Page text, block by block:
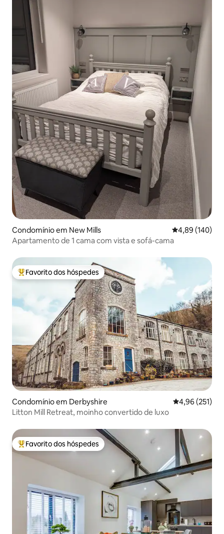
Condomínio em New Mills Classificação
4,89 (140)
Apartamento de 1 cama com vista e sofá-cama
Favoritos dos hóspedes mais apreciados
Favorito dos hóspedes
Condomínio em Derbyshire Classificação
4,96 (251)
Litton Mill Retreat, moinho convertido de luxo
Favoritos dos hóspedes mais apreciados
Favorito dos hóspedes